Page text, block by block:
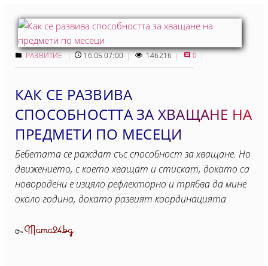
РАЗВИТИЕ 16.05 07:00 146216 0
КАК СЕ РАЗВИВА
СПОСОБНОСТТА ЗА ХВАЩАНЕ НА
ПРЕДМЕТИ ПО МЕСЕЦИ
Бебетата се раждат със способност за хващане. Но
движението, с което хващат и стискат, докато са
новородени е изцяло рефлекторно и трябва да мине
около година, докато развият координацията
ОтMama24.bg